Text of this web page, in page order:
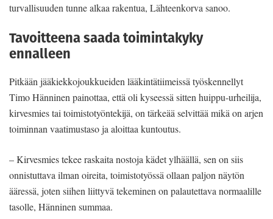
turvallisuuden tunne alkaa rakentua, Lähteenkorva sanoo.
Tavoitteena saada toimintakyky
ennalleen
Pitkään jääkiekkojoukkueiden lääkintätiimeissä työskennellyt
Timo Hänninen painottaa, että oli kyseessä sitten huippu-urheilija,
kirvesmies tai toimistotyöntekijä, on tärkeää selvittää mikä on arjen
toiminnan vaatimustaso ja aloittaa kuntoutus.
– Kirvesmies tekee raskaita nostoja kädet ylhäällä, sen on siis
onnistuttava ilman oireita, toimistotyössä ollaan paljon näytön
ääressä, joten siihen liittyvä tekeminen on palautettava normaalille
tasolle, Hänninen summaa.